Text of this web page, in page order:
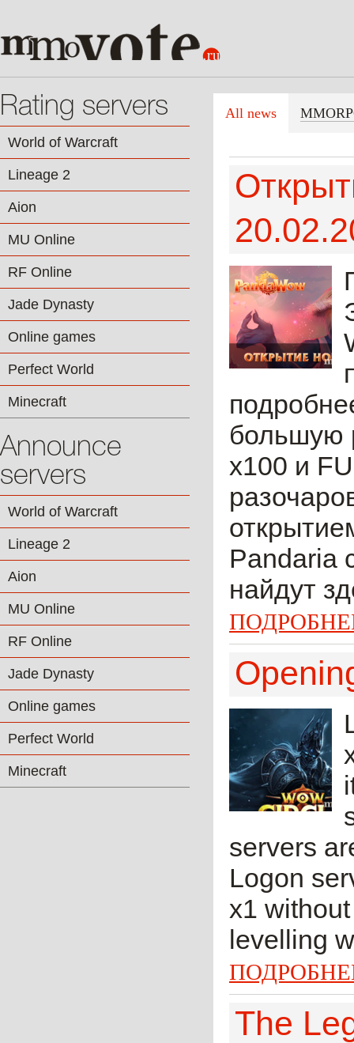
Rating servers
World of Warcraft
Lineage 2
Aion
MU Online
RF Online
Jade Dynasty
Online games
Perfect World
Minecraft
Announce
servers
World of Warcraft
Lineage 2
Aion
MU Online
RF Online
Jade Dynasty
Online games
Perfect World
Minecraft
All news
большую
х100 и
Pandaria
найдут
servers
Logon
x1
levelling
The